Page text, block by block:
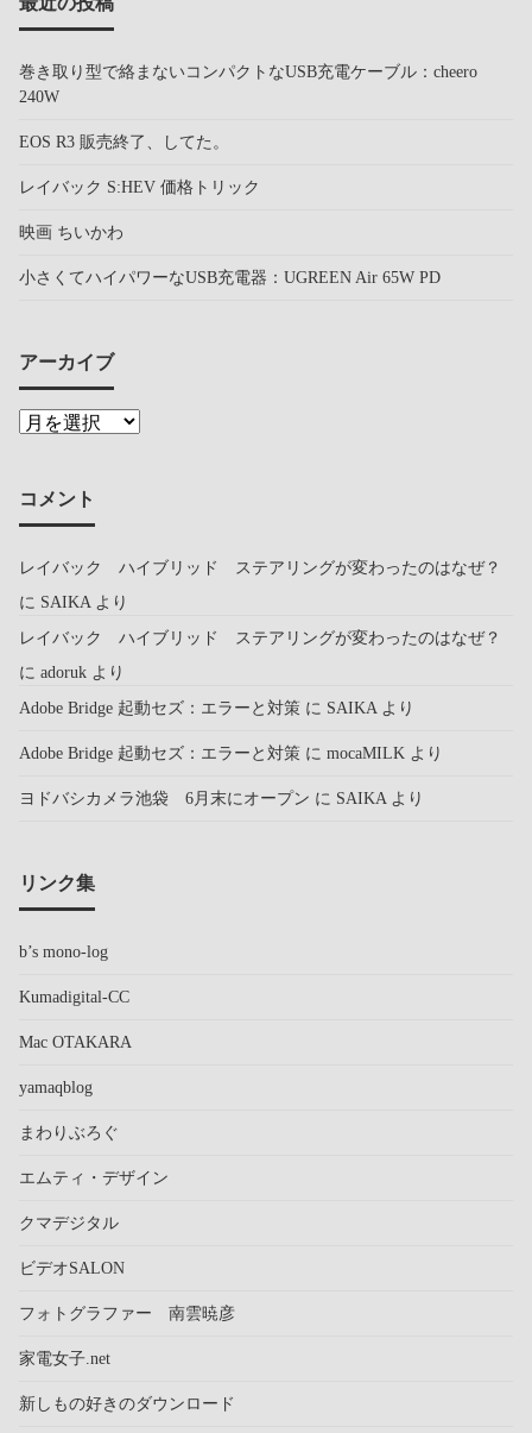
巻き取り型で絡まないコンパクトなUSB充電ケーブル：cheero
240W
EOS R3 販売終了、してた。
レイバック S:HEV 価格トリック
映画 ちいかわ
小さくてハイパワーなUSB充電器：UGREEN Air 65W PD
アーカイブ
コメント
レイバック ハイブリッド ステアリングが変わったのはなぜ？
に SAIKA より
レイバック ハイブリッド ステアリングが変わったのはなぜ？
に adoruk より
Adobe Bridge 起動セズ：エラーと対策 に SAIKA より
Adobe Bridge 起動セズ：エラーと対策 に mocaMILK より
ヨドバシカメラ池袋 6月末にオープン に SAIKA より
リンク集
b’s mono-log
Kumadigital-CC
Mac OTAKARA
yamaqblog
まわりぶろぐ
エムティ・デザイン
クマデジタル
ビデオSALON
フォトグラファー 南雲暁彦
家電女子.net
新しもの好きのダウンロード